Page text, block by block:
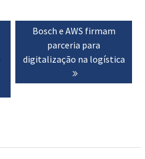
Next
post:
Bosch e AWS firmam
parceria para
digitalização na logística